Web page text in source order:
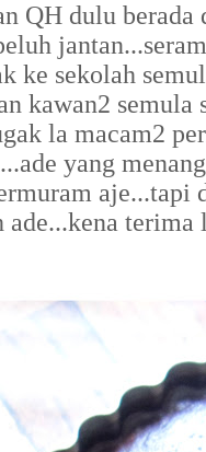
QH dulu berada
ke sekolah
kawan2 semula
la macam2
yang
aje...tapi
terima